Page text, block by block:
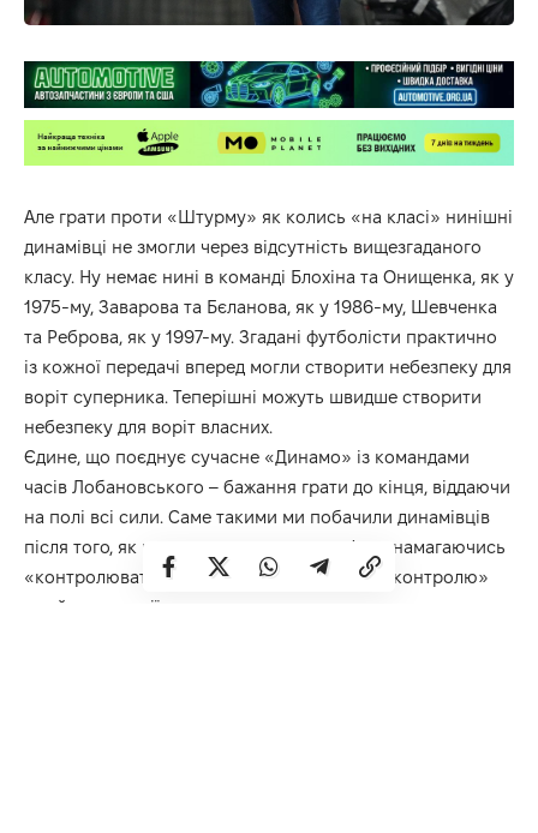
Але грати проти «Штурму» як колись «на класі» нинішні
динамівці не змогли через відсутність вищезгаданого
класу. Ну немає нині в команді Блохіна та Онищенка, як у
1975-му, Заварова та Бєланова, як у 1986-му, Шевченка
та Реброва, як у 1997-му. Згадані футболісти практично
із кожної передачі вперед могли створити небезпеку для
воріт суперника. Теперішні можуть швидше створити
небезпеку для воріт власних.
Єдине, що поєднує сучасне «Динамо» із командами
часів Лобановського – бажання грати до кінця, віддаючи
на полі всі сили. Саме такими ми побачили динамівців
після того, як вони таки пропустили м’яча, намагаючись
«контролювати гру». Після цього замість «контролю»
прийшли емоції.